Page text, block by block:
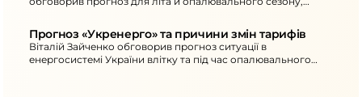
урядового конкурсу.
Прогноз «Укренерго» та причини змін тарифів
Віталій Зайченко обговорив прогноз ситуації в
енергосистемі України влітку та під час опалювального